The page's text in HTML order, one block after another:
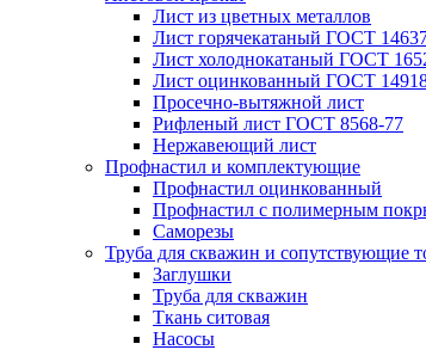
Лист из цветных металлов
Лист горячекатаный ГОСТ
Лист холоднокатаный ГОСТ
Лист оцинкованный ГОСТ
Просечно-вытяжной лист
Рифленый лист ГОСТ 8568-77
Нержавеющий лист
Профнастил и комплектующие
Профнастил оцинкованный
Профнастил с полимерным
Саморезы
Труба для скважин и сопутствующие
Заглушки
Труба для скважин
Ткань ситовая
Насосы